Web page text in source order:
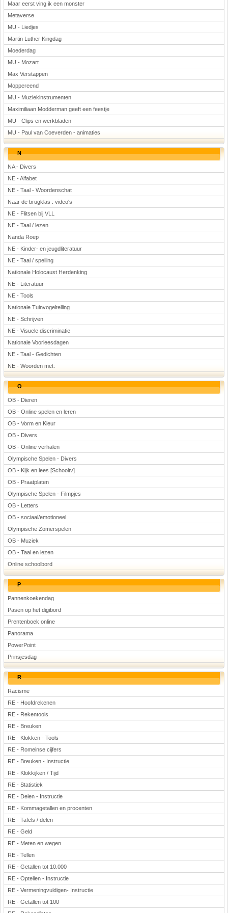
Maar eerst ving ik een monster
Metaverse
MU - Liedjes
Martin Luther Kingdag
Moederdag
MU - Mozart
Max Verstappen
Moppereend
MU - Muziekinstrumenten
Maximiliaan Modderman geeft een feestje
MU - Clips en werkbladen
MU - Paul van Coeverden - animaties
N
NA - Divers
NE - Alfabet
NE - Taal - Woordenschat
Naar de brugklas : video's
NE - Flitsen bij VLL
NE - Taal / lezen
Nanda Roep
NE - Kinder- en jeugdliteratuur
NE - Taal / spelling
Nationale Holocaust Herdenking
NE - Literatuur
NE - Tools
Nationale Tuinvogeltelling
NE - Schrijven
NE - Visuele discriminatie
Nationale Voorleesdagen
NE - Taal - Gedichten
NE - Woorden met:
O
OB - Dieren
OB - Online spelen en leren
OB - Vorm en Kleur
OB - Divers
OB - Online verhalen
Olympische Spelen - Divers
OB - Kijk en lees [Schooltv]
OB - Praatplaten
Olympische Spelen - Filmpjes
OB - Letters
OB - sociaal/emotioneel
Olympische Zomerspelen
OB - Muziek
OB - Taal en lezen
Online schoolbord
P
Pannenkoekendag
Pasen op het digibord
Prentenboek online
Panorama
PowerPoint
Prinsjesdag
R
Racisme
RE - Hoofdrekenen
RE - Rekentools
RE - Breuken
RE - Klokken - Tools
RE - Romeinse cijfers
RE - Breuken - Instructie
RE - Klokkijken / Tijd
RE - Statistiek
RE - Delen - Instructie
RE - Kommagetallen en procenten
RE - Tafels / delen
RE - Geld
RE - Meten en wegen
RE - Tellen
RE - Getallen tot 10.000
RE - Optellen - Instructie
RE - Vermeningvuldigen- Instructie
RE - Getallen tot 100